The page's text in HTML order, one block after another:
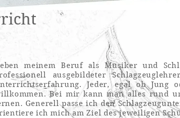
meinem Beruf als Musiker und
ausgebildeter
Jeder, egal ob Jung
Bei mir kann man alles rund
Generell passe ich den
ich mich am Ziel des jeweiligen